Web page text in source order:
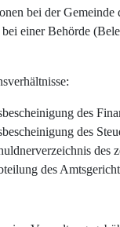
bei der Gemeinde
einer Behörde
des
des
des
des